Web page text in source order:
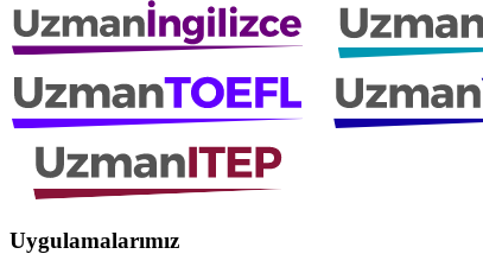
Uygulamalarımız